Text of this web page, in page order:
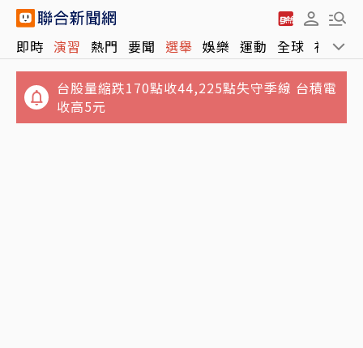
即時 演習 熱門 要聞 選舉 娛樂 運動 全球 社會
台股量縮跌170點收44,225點失守季線 台積電
收高5元